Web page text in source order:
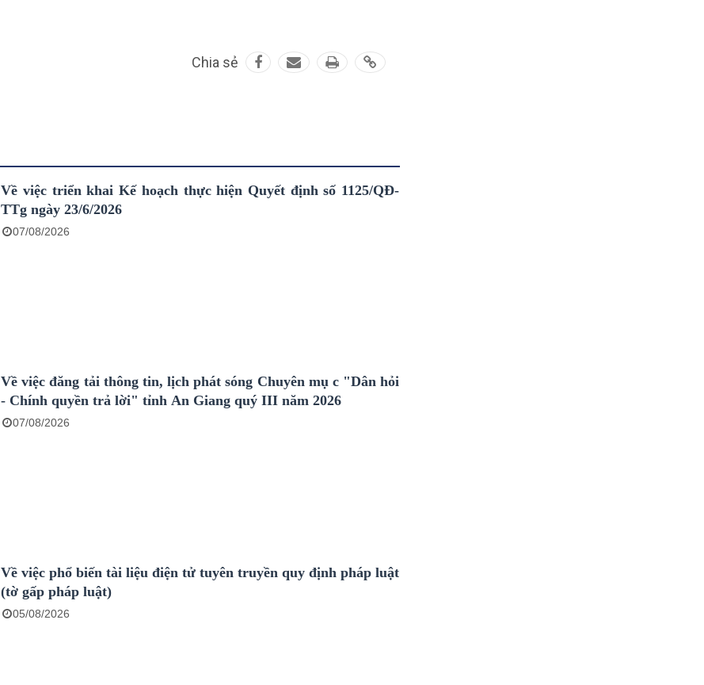
Chia sẻ
Về việc triển khai Kế hoạch thực hiện Quyết định số 1125/QĐ-
TTg ngày 23/6/2026
07/08/2026
Về việc đăng tải thông tin, lịch phát sóng Chuyên mụ c "Dân hỏi
- Chính quyền trả lời" tỉnh An Giang quý III năm 2026
07/08/2026
Về việc phổ biến tài liệu điện tử tuyên truyền quy định pháp luật
(tờ gấp pháp luật)
05/08/2026